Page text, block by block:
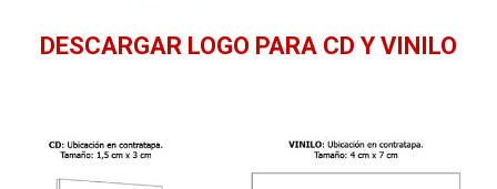
DESCARGAR LOGO PARA CD Y VINILO